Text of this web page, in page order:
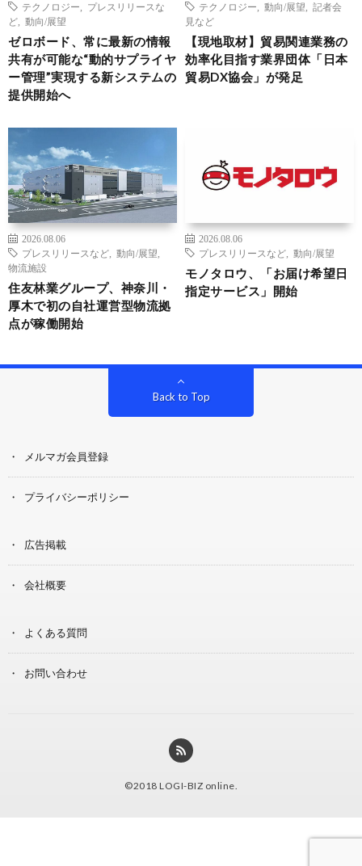
テクノロジー
プレスリリースな
ど
動向/展望
ゼロボード、常に最新の情報
共有が可能な“動的サプライヤ
ー管理”実現する新システムの
提供開始へ
テクノロジー
動向/展望
記者会
見など
【現地取材】貿易関連業務の
効率化目指す業界団体「日本
貿易DX協会」が発足
2026.08.06
プレスリリースなど
動向/展望
物流施設
住友林業グループ、神奈川・
厚木で初の自社運営型物流拠
点が稼働開始
2026.08.06
プレスリリースなど
動向/展望
モノタロウ、「お届け希望日
指定サービス」開始
Back to Top
メルマガ会員登録
プライバシーポリシー
広告掲載
会社概要
よくある質問
お問い合わせ
©2018 LOGI-BIZ online